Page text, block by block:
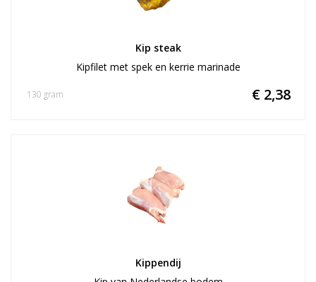
Kip steak
Kipfilet met spek en kerrie marinade
€ 2,38
130 gram
Kippendij